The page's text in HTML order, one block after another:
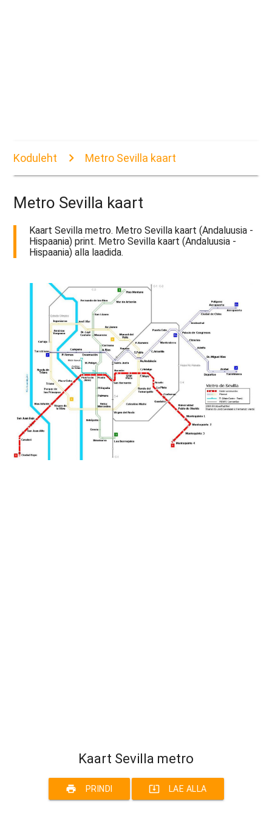
Koduleht Metro Sevilla kaart
Metro Sevilla kaart
Kaart Sevilla metro. Metro Sevilla kaart (Andaluusia -
Hispaania) print. Metro Sevilla kaart (Andaluusia -
Hispaania) alla laadida.
Kaart Sevilla metro
print PRINDI system_update_alt LAE ALLA